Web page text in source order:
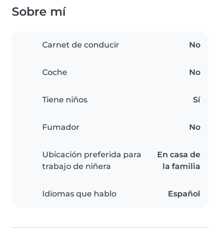
Sobre mí
Carnet de conducir No
Coche No
Tiene niños Sí
Fumador No
Ubicación preferida para
trabajo de niñera
En casa de
la familia
Idiomas que hablo Español